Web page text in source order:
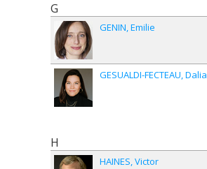
G
GENIN Emilie
GESUALDI-FECTEAU Dalia
H
HAINES Victor